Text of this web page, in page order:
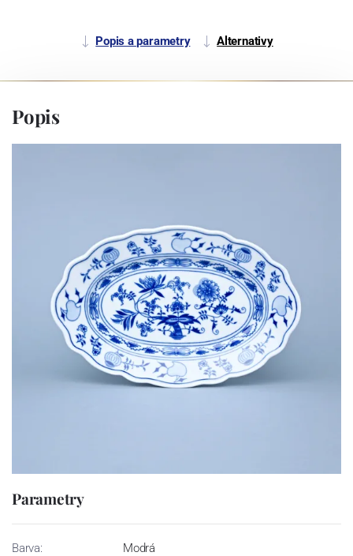
Popis a parametry Alternativy
Popis
Parametry
Barva: Modrá